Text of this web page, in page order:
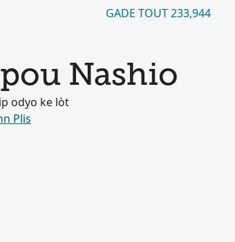
GADE TOUT 233,944
Nashio
odyo ke lòt
Plis